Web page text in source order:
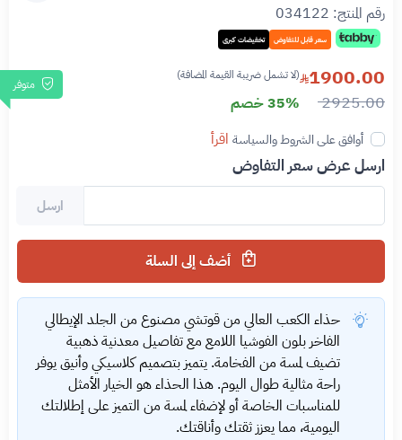
رقم المنتج: 034122
سعر قابل للتفاوض تخفيضات كبرى
متوفر 1900.00 (لا تشمل ضريبة القيمة المضافة)
2925.00 35% خصم
أوافق على الشروط والسياسة اقرأ
ارسل عرض سعر التفاوض
ارسل
حذاء الكعب العالي من قوتشي مصنوع من الجلد الإيطالي
الفاخر بلون الفوشيا اللامع مع تفاصيل معدنية ذهبية
تضيف لمسة من الفخامة. يتميز بتصميم كلاسيكي وأنيق يوفر
راحة مثالية طوال اليوم. هذا الحذاء هو الخيار الأمثل
للمناسبات الخاصة أو لإضفاء لمسة من التميز على إطلالتك
اليومية، مما يعزز ثقتك وأناقتك.